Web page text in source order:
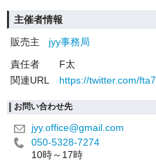
主催者情報
販売主
jyy事務局
責任者
F太
関連URL
https://twitter.com/fta7
お問い合わせ先
jyy.office@gmail.com
050-5328-7274
10時～17時